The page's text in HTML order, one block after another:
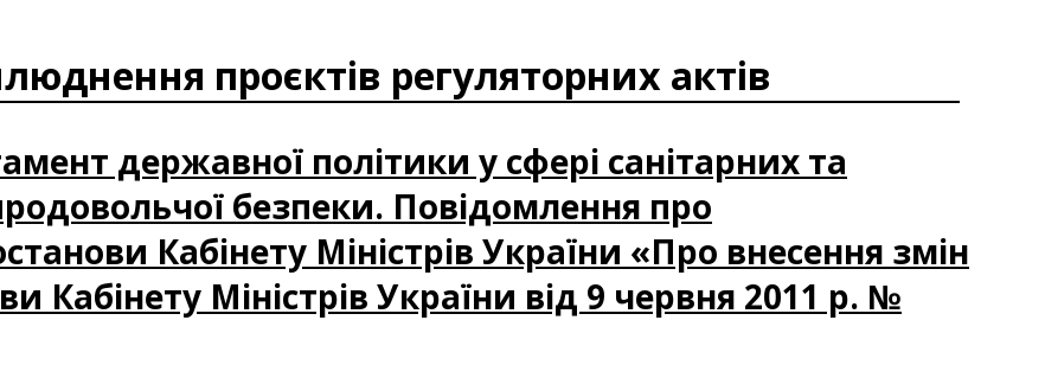
проєктів регуляторних актів
державної політики у сфері санітарних та
безпеки. Повідомлення про
Кабінету Міністрів України «Про внесення змін
Кабінету Міністрів України від 9 червня 2011 р. №